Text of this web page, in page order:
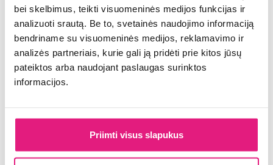
bei skelbimus, teikti visuomeninės medijos funkcijas ir
analizuoti srautą. Be to, svetainės naudojimo informaciją
bendriname su visuomeninės medijos, reklamavimo ir
analizės partneriais, kurie gali ją pridėti prie kitos jūsų
pateiktos arba naudojant paslaugas surinktos
informacijos.
Priimti visus slapukus
Vokiškos virtuvės stiliaus grilio vakarėlis
Kol lietuviai pratinasi prie įvairesnių grilio
patiekalų – nuo jūros gėrybių iki sūrių – ir
mokosi juos derinti, populiariausi išlieka mėsiški
patiekalai, tokie kaip kepsniai ar dešrelės. T.
gerai dera su grilio patiekalais dėl savo balanso